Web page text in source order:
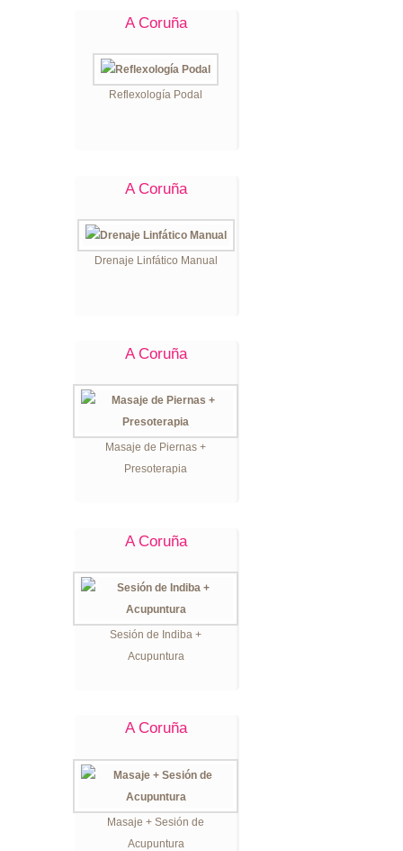
A Coruña
Reflexología Podal
A Coruña
Drenaje Linfático Manual
A Coruña
Masaje de Piernas +
Presoterapia
A Coruña
Sesión de Indiba +
Acupuntura
A Coruña
Masaje + Sesión de
Acupuntura